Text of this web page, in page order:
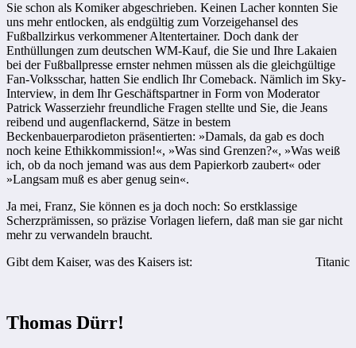
Sie schon als Komiker abgeschrieben. Keinen Lacher konnten Sie
uns mehr entlocken, als endgültig zum Vorzeigehansel des
Fußballzirkus verkommener Altentertainer. Doch dank der
Enthüllungen zum deutschen WM-Kauf, die Sie und Ihre Lakaien
bei der Fußballpresse ernster nehmen müssen als die gleichgültige
Fan-Volksschar, hatten Sie endlich Ihr Comeback. Nämlich im Sky-
Interview, in dem Ihr Geschäftspartner in Form von Moderator
Patrick Wasserziehr freundliche Fragen stellte und Sie, die Jeans
reibend und augenflackernd, Sätze in bestem
Beckenbauerparodieton präsentierten: »Damals, da gab es doch
noch keine Ethikkommission!«, »Was sind Grenzen?«, »Was weiß
ich, ob da noch jemand was aus dem Papierkorb zaubert« oder
»Langsam muß es aber genug sein«.
Ja mei, Franz, Sie können es ja doch noch: So erstklassige
Scherzprämissen, so präzise Vorlagen liefern, daß man sie gar nicht
mehr zu verwandeln braucht.
Gibt dem Kaiser, was des Kaisers ist:
Titanic
Thomas Dürr!